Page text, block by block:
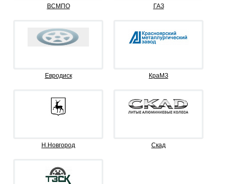
ВСМПО ГАЗ
Евродиск КраМЗ
Н.Новгород Скад